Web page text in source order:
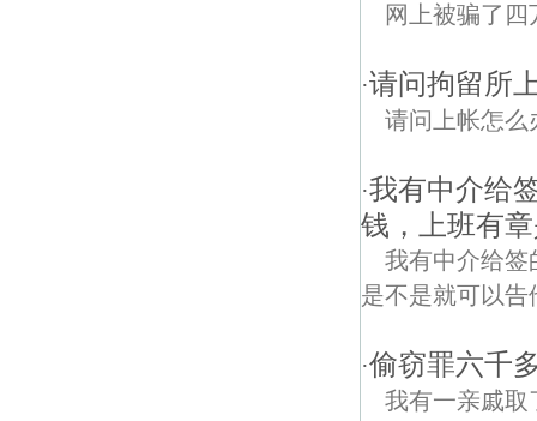
网上被骗了
·请问拘留所
请问上帐怎么
·我有中介给
钱，上班有
我有中介给签
是不是就可以告
·偷窃罪六千
我有一亲戚取